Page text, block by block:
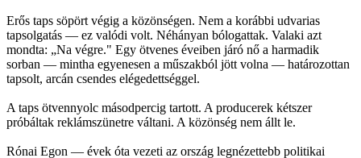
Erős taps söpört végig a közönségen. Nem a korábbi udvarias
tapsolgatás — ez valódi volt. Néhányan bólogattak. Valaki azt
mondta: „Na végre." Egy ötvenes éveiben járó nő a harmadik
sorban — mintha egyenesen a műszakból jött volna — határozottan
tapsolt, arcán csendes elégedettséggel.
A taps ötvennyolc másodpercig tartott. A producerek kétszer
próbáltak reklámszünetre váltani. A közönség nem állt le.
Rónai Egon — évek óta vezeti az ország legnézettebb politikai